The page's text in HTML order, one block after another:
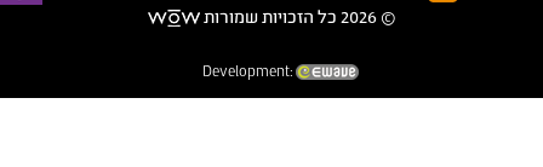
© 2026 כל הזכויות שמורות
Development: